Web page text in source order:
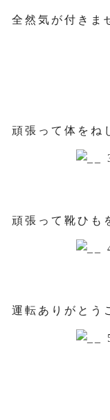
全然気が付き
頑張って体をね
頑張って靴ひも
運転ありがとう